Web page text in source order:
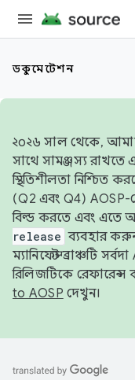
ডকুমেন্টেশন
২০২৬ সাল থেকে,
সাথে সামঞ্জস্য রাখতে
স্থিতিশীলতা নিশ্চিত
(Q2 এবং Q4) AOSP-
বিল্ড করতে এবং এতে
release ব্যবহার
ম্যানিফেস্ট ব্রাঞ্চটি
রিলিজটিকে
to AOSP দেখুন।